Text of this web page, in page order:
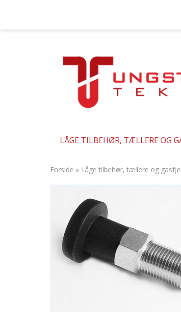
LÅGE TILBEHØR, TÆLLERE OG
Forside » Låge tilbehør, tællere og